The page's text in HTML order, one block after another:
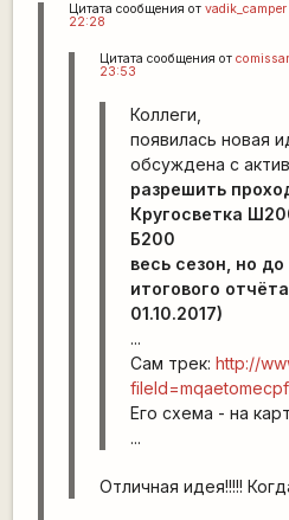
Цитата сообщения от vadik_camper
22:28
Цитата сообщения от сomissar
23:53
Коллеги,
появилась новая
обсуждена с
разрешить
Кругосветка
Б200
весь сезон, но
итогового
01.10.2017)
...
Сам трек: http://
Его схема - на
...
Отличная идея!!!!!